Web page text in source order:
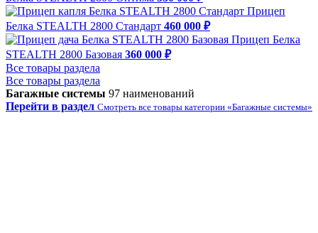
Прицеп
Белка STEALTH 2800 Стандарт 460 000 ₽
Прицеп Белка
STEALTH 2800 Базовая 360 000 ₽
Все товары раздела
Все товары раздела
Багажные системы 97 наименований
Перейти в раздел Смотреть все товары категории «Багажные системы»